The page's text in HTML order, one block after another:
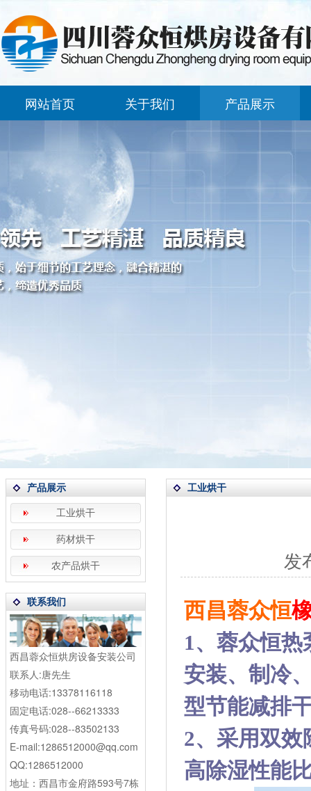
网站首页 关于我们 产品展示
产品展示
工业烘干
药材烘干
农产品烘干
联系我们
西昌蓉众恒烘房设备安装公司
联系人:唐先生
移动电话:13378116118
固定电话:028--66213333
传真号码:028--83502133
E-mail:1286512000@qq.com
QQ:1286512000
地址：西昌市金府路593号7栋
工业烘干
发
西昌蓉众恒
1、蓉众恒
安装、制冷
型节能减排
2、采用双效
高除湿性能